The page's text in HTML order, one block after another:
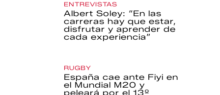
ENTREVISTAS
Albert Soley: “En las
carreras hay que estar,
disfrutar y aprender de
cada experiencia”
RUGBY
España cae ante Fiyi en
el Mundial M20 y
peleará por el 13º